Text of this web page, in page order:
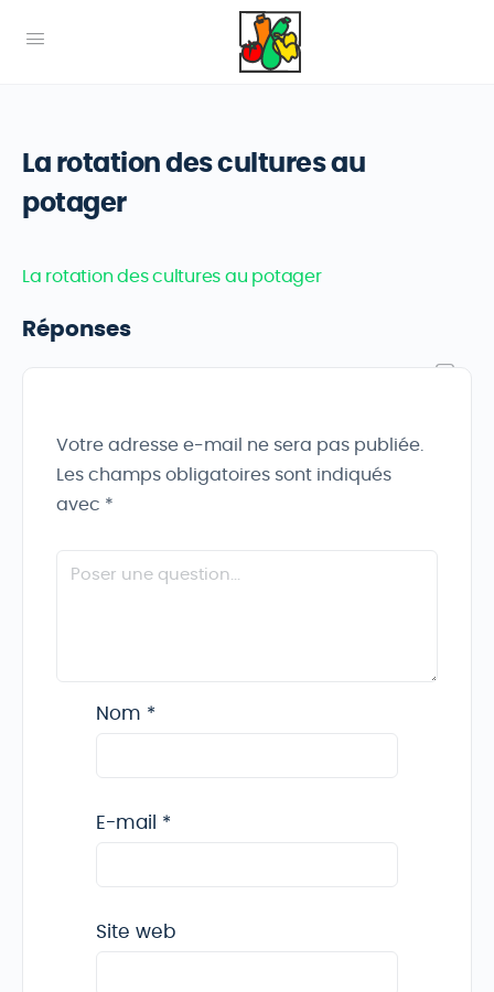
La rotation des cultures au
potager
La rotation des cultures au potager
Réponses
Votre adresse e-mail ne sera pas publiée.
Les champs obligatoires sont indiqués
avec *
Nom *
E-mail *
Site web